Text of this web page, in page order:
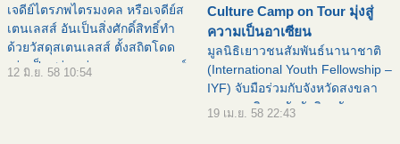
เจดีย์ไตรภพไตรมงคล หรือเจดีย์ส
เตนเลสส์ อันเป็นสิ่งศักดิ์สิทธิ์ทำ
ด้วยวัสดุสเตนเลสส์ ตั้งสถิตโดด
เด่นเป็นสง่า อยู่บนยอดเขาคอหงส์
12 มิ.ย. 58 10:54
Culture Camp on Tour มุ่งสู่
ความเป็นอาเซียน
มูลนิธิเยาวชนสัมพันธ์นานาชาติ
(International Youth Fellowship –
IYF) จับมือร่วมกับจังหวัดสงขลา
และมหาวิทยาลัยทักษิณ จัดงาน
19 เม.ย. 58 22:43